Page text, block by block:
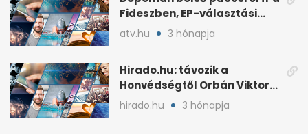
Fideszben, EP-választási
árral
atv.hu 3 hónapja
Hirado.hu: távozik a
Honvédségtől Orbán Viktor
fia, Orbán Gáspár
hirado.hu 3 hónapja